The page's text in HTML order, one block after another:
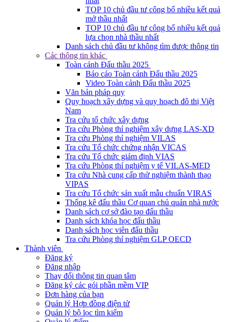
TOP 10 chủ đầu tư công bố nhiều kết quả
mở thầu nhất
TOP 10 chủ đầu tư công bố nhiều kết quả
lựa chọn nhà thầu nhất
Danh sách chủ đầu tư không tìm được thông tin
Các thông tin khác
Toàn cảnh Đấu thầu 2025
Báo cáo Toàn cảnh Đấu thầu 2025
Video Toàn cảnh Đấu thầu 2025
Văn bản pháp quy
Quy hoạch xây dựng và quy hoạch đô thị Việt
Nam
Tra cứu tổ chức xây dựng
Tra cứu Phòng thí nghiệm xây dựng LAS-XD
Tra cứu Phòng thí nghiệm VILAS
Tra cứu Tổ chức chứng nhận VICAS
Tra cứu Tổ chức giám định VIAS
Tra cứu Phòng thí nghiệm y tế VILAS-MED
Tra cứu Nhà cung cấp thử nghiệm thành thạo
VIPAS
Tra cứu Tổ chức sản xuất mẫu chuẩn VIRAS
Thống kê đấu thầu Cơ quan chủ quản nhà nước
Danh sách cơ sở đào tạo đấu thầu
Danh sách khóa học đấu thầu
Danh sách học viên đấu thầu
Tra cứu Phòng thí nghiệm GLP OECD
Thành viên
Đăng ký
Đăng nhập
Thay đổi thông tin quan tâm
Đăng ký các gói phần mềm VIP
Đơn hàng của bạn
Quản lý Hợp đồng điện tử
Quản lý bộ lọc tìm kiếm